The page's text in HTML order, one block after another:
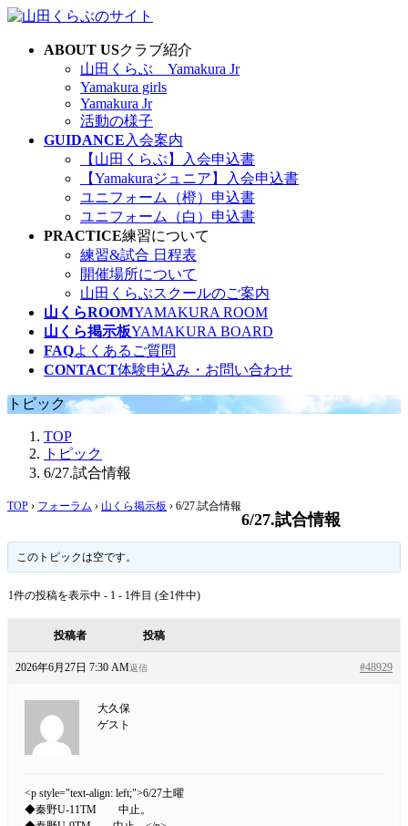
コ
ナ
ABOUT USクラブ紹介
山田くらぶ Yamakura Jr
Yamakura girls
Yamakura Jr
活動の様子
GUIDANCE 入会案内
【山田くらぶ】入会申込書
【Yamakuraジュニア】入会申込書
ユニフォーム（橙）申込書
ユニフォーム（白）申込書
PRACTICE練習について
練習&試合 日程表
開催場所について
山田くらぶスクールのご案内
山くらROOMYAMAKURA ROOM
山くら掲示板YAMAKURA BOARD
FAQよくあるご質問
CONTACT体験申込み・お問い合わせ
トピック
TOP
トピック
6/27.試合情報
TOP › フォーラム › 山くら掲示板 › 6/27.試合情報
6/27.試合情報
このトピックは空です。
1件の投稿を表示中 - 1 - 1件目 (全1件中)
投稿者 投稿
2026年6月27日 7:30 AM #48929
返信
大久保
ゲスト
<p style="text-align: left;">6/27土曜
◆秦野U-11TM 中止。